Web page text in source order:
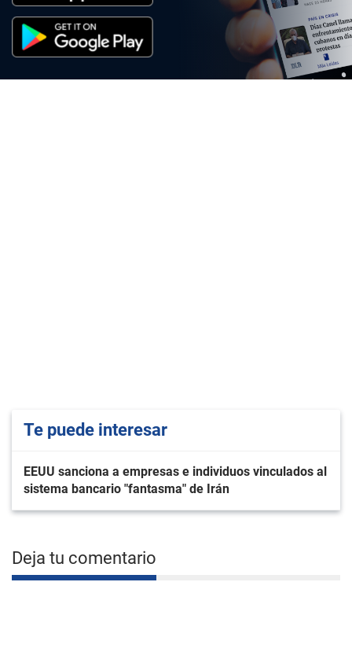
Te puede interesar
EEUU sanciona a empresas e individuos vinculados al
sistema bancario "fantasma" de Irán
Deja tu comentario